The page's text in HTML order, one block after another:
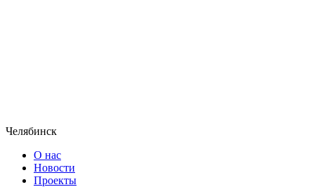
Челябинск
О нас
Новости
Проекты